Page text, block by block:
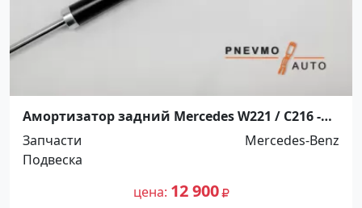
Амортизатор задний Mercedes W221 / C216 -
оригинал Краснодар
Запчасти
Mercedes-Benz
Подвеска
цена 12 900